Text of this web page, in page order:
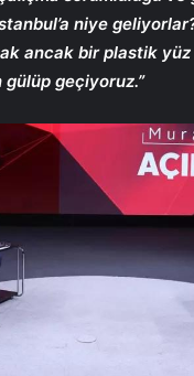
niye
ancak bir plastik
gülüp geçiyoruz.”